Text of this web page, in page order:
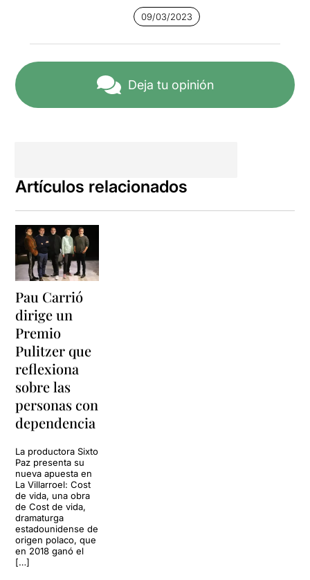
09/03/2023
Deja tu opinión
Artículos relacionados
Pau Carrió
dirige un
Premio
Pulitzer que
reflexiona
sobre las
personas con
dependencia
La productora Sixto
Paz presenta su
nueva apuesta en
La Villarroel: Cost
de vida, una obra
de Cost de vida,
dramaturga
estadounidense de
origen polaco, que
en 2018 ganó el
[…]